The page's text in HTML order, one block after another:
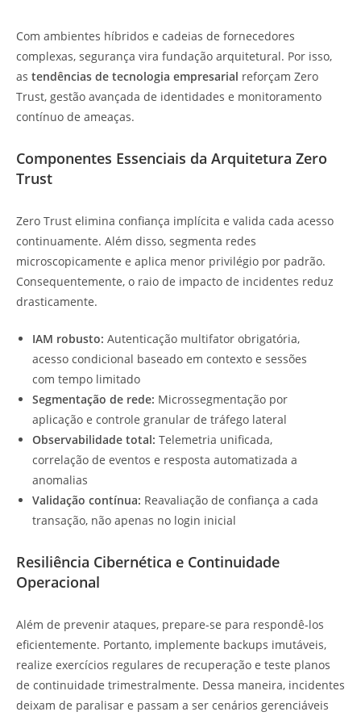
Com ambientes híbridos e cadeias de fornecedores
complexas, segurança vira fundação arquitetural. Por isso,
as tendências de tecnologia empresarial reforçam Zero
Trust, gestão avançada de identidades e monitoramento
contínuo de ameaças.
Componentes Essenciais da Arquitetura Zero
Trust
Zero Trust elimina confiança implícita e valida cada acesso
continuamente. Além disso, segmenta redes
microscopicamente e aplica menor privilégio por padrão.
Consequentemente, o raio de impacto de incidentes reduz
drasticamente.
IAM robusto: Autenticação multifator obrigatória,
acesso condicional baseado em contexto e sessões
com tempo limitado
Segmentação de rede: Microssegmentação por
aplicação e controle granular de tráfego lateral
Observabilidade total: Telemetria unificada,
correlação de eventos e resposta automatizada a
anomalias
Validação contínua: Reavaliação de confiança a cada
transação, não apenas no login inicial
Resiliência Cibernética e Continuidade
Operacional
Além de prevenir ataques, prepare-se para respondê-los
eficientemente. Portanto, implemente backups imutáveis,
realize exercícios regulares de recuperação e teste planos
de continuidade trimestralmente. Dessa maneira, incidentes
deixam de paralisar e passam a ser cenários gerenciáveis